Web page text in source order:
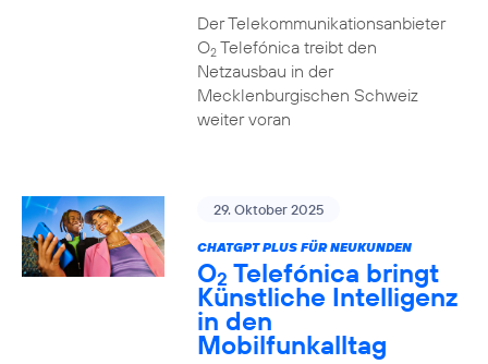
Der Telekommunikationsanbieter
O2Telefónica treibt den
Netzausbau in der
Mecklenburgischen Schweiz
weiter voran
29. Oktober 2025
CHATGPT PLUS FÜR NEUKUNDEN
O2 Telefónica bringt
Künstliche Intelligenz
in den
Mobilfunkalltag